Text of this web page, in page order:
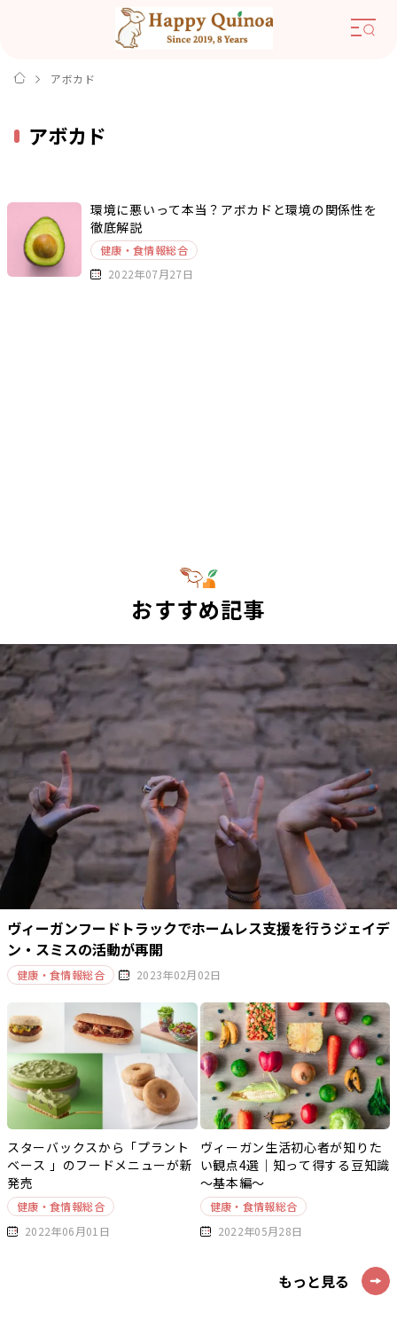
アボカド
アボカド
環境に悪いって本当？アボカドと環境の関係性を
徹底解説
健康・食情報総合
2022年07月27日
おすすめ記事
ヴィーガンフードトラックでホームレス支援を行うジェイデ
ン・スミスの活動が再開
健康・食情報総合 2023年02月02日
スターバックスから「プラント
ベース 」のフードメニューが新
発売
健康・食情報総合
2022年06月01日
ヴィーガン生活初心者が知りた
い観点4選｜知って得する豆知識
～基本編～
健康・食情報総合
2022年05月28日
もっと見る